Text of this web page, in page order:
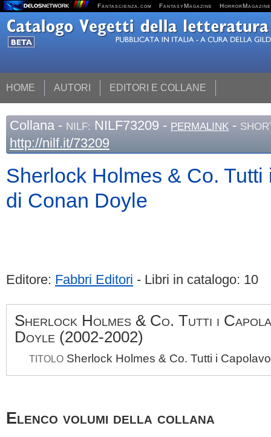
Fantascienza.com FantasyMagazine HorrorMagazine
HOME AUTORI EDITORI E COLLANE
Collana - NILF: NILF73209 - PERMALINK -
http://nilf.it/73209
Sherlock Holmes & Co. Tutti
di Conan Doyle
Editore: Fabbri Editori - Libri in catalogo: 10
Sherlock Holmes & Co. Tutti i
Doyle (2002-2002)
TITOLO Sherlock Holmes & Co. Tutti i
Elenco volumi della collana